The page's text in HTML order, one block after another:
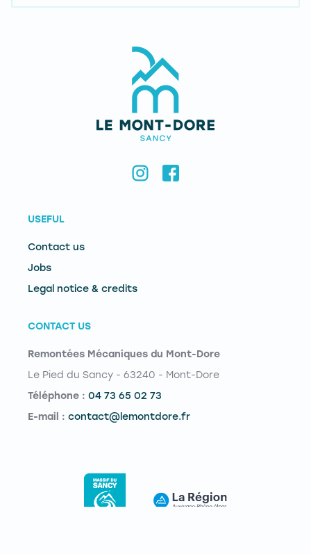
USEFUL
Contact us
Jobs
Legal notice & credits
CONTACT US
Remontées Mécaniques du Mont-Dore
Le Pied du Sancy - 63240 - Mont-Dore
Téléphone : 04 73 65 02 73
E-mail : contact@lemontdore.fr